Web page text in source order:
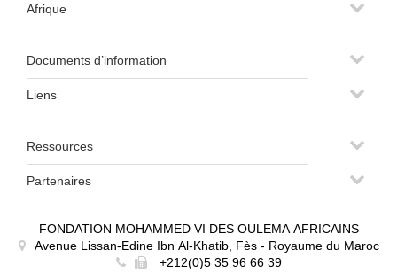
Afrique
Documents d’information
Liens
Ressources
Partenaires
FONDATION MOHAMMED VI DES OULEMA AFRICAINS
Avenue Lissan-Edine Ibn Al-Khatib, Fès - Royaume du Maroc
+212(0)5 35 96 66 39